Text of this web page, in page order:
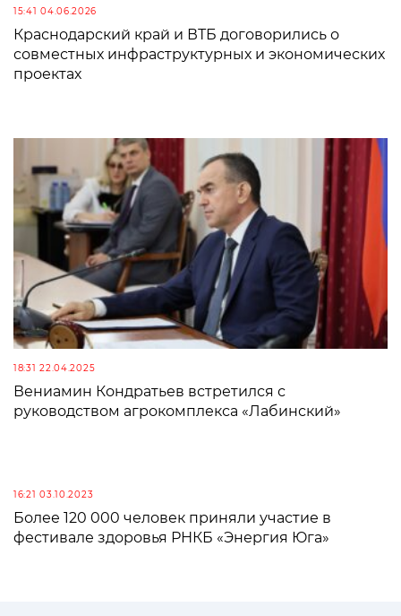
15:41 04.06.2026
Краснодарский край и ВТБ договорились о
совместных инфраструктурных и экономических
проектах
18:31 22.04.2025
Вениамин Кондратьев встретился с
руководством агрокомплекса «Лабинский»
16:21 03.10.2023
Более 120 000 человек приняли участие в
фестивале здоровья РНКБ «Энергия Юга»